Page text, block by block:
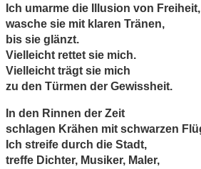
Ich umarme die Illusion von Freiheit,
wasche sie mit klaren Tränen,
bis sie glänzt.
Vielleicht rettet sie mich.
Vielleicht trägt sie mich
zu den Türmen der Gewissheit.
In den Rinnen der Zeit
schlagen Krähen mit schwarzen
Ich streife durch die Stadt,
treffe Dichter, Musiker, Maler,